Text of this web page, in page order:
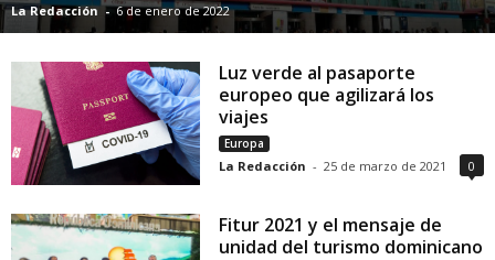
La Redacción - 6 de enero de 2022
Luz verde al pasaporte
europeo que agilizará los
viajes
Europa
La Redacción - 25 de marzo de 2021 0
Fitur 2021 y el mensaje de
unidad del turismo dominicano